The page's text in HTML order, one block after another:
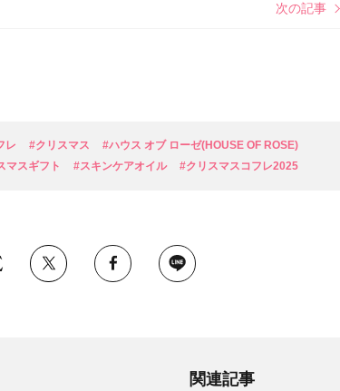
次の記事
レ #クリスマス
#ハウス オブ ローゼ(HOUSE OF ROSE)
マスギフト #スキンケアオイル #クリスマスコフレ2025
関連記事